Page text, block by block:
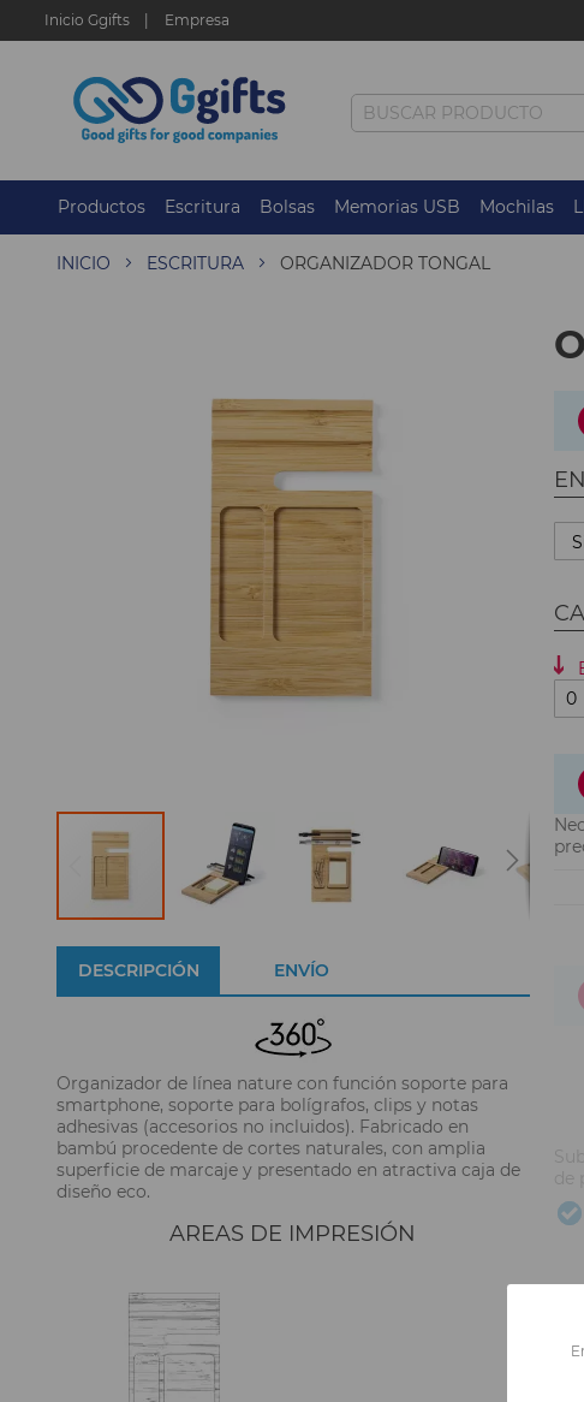
Inicio Ggifts Empresa
Productos Escritura Bolsas Memorias USB Mochilas
INICIO ESCRITURA ORGANIZADOR TONGAL
DESCRIPCIÓN
Organizador de línea nature con función soporte para
smartphone, soporte para bolígrafos, clips y notas
adhesivas (accesorios no incluidos). Fabricado en
bambú procedente de cortes naturales, con amplia
superficie de marcaje y presentado en atractiva caja de
diseño eco.
AREAS DE IMPRESIÓN
ENVÍO
de